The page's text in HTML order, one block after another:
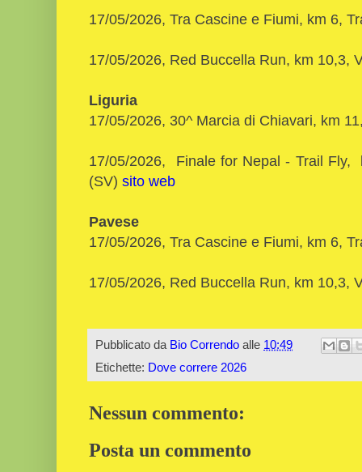
17/05/2026, Tra Cascine e Fiumi, km 6,
17/05/2026, Red Buccella Run, km 10,3,
Liguria
17/05/2026, 30^ Marcia di Chiavari, km
17/05/2026, Finale for Nepal - Trail Fly,
(SV) sito web
Pavese
17/05/2026, Tra Cascine e Fiumi, km 6,
17/05/2026, Red Buccella Run, km 10,3,
Pubblicato da Bio Correndo alle 10:49
Etichette: Dove correre 2026
Nessun commento:
Posta un commento